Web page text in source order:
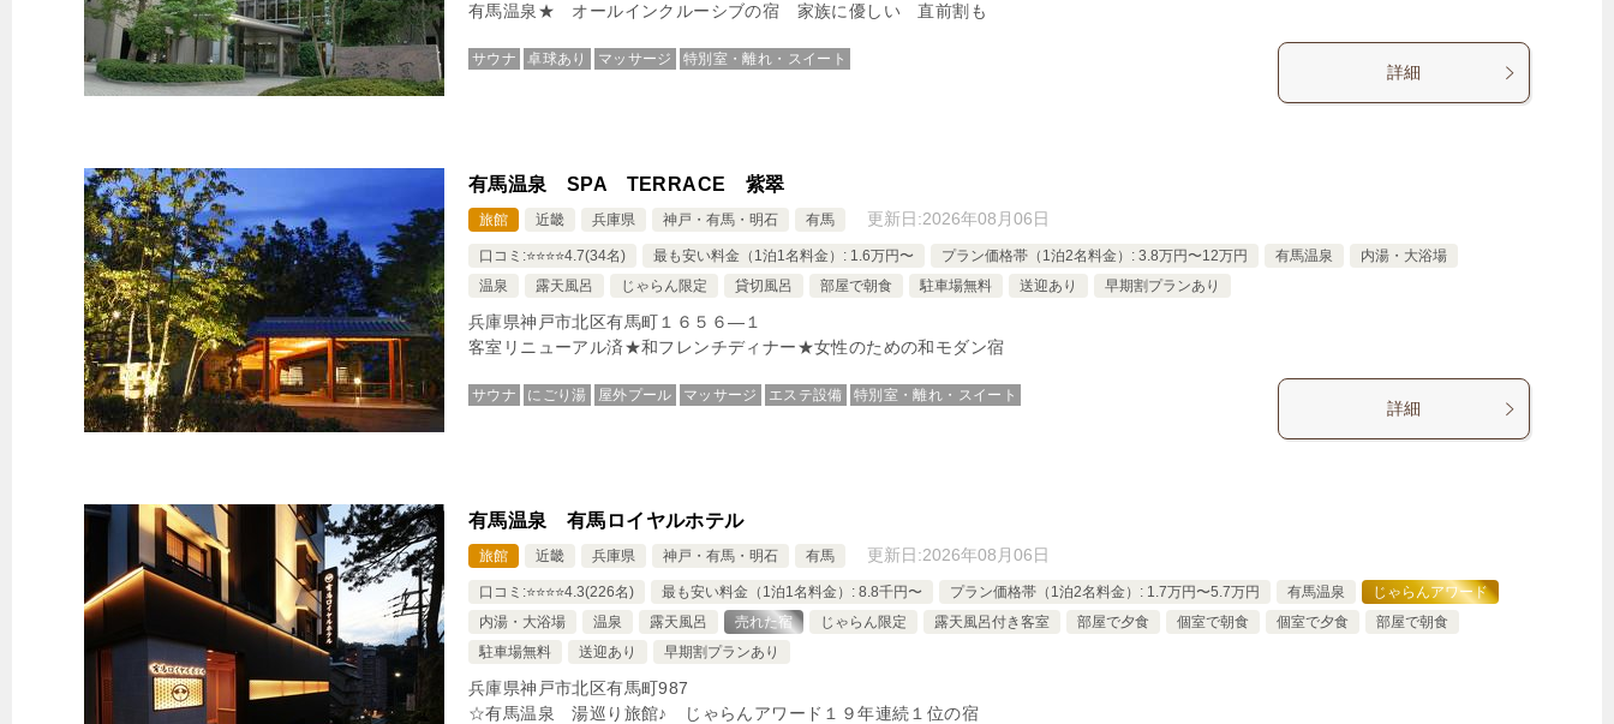
有馬温泉★ オールインクルーシブの宿 家族に優しい 直前割も
詳細
サウナ 卓球あり マッサージ 特別室・離れ・スイート
有馬温泉 SPA TERRACE 紫翠
旅館 近畿 兵庫県 神戸・有馬・明石 有馬 更新日:2026年08月06日
口コミ:⭐️⭐️⭐️⭐️4.7(34名) 最も安い料金（1泊1名料金）: 1.6万円〜 プラン価格帯（1泊2名料金）: 3.8万円〜12万円 有馬温泉
内湯・大浴場
温泉
露天風呂 じゃらん限定 貸切風呂 部屋で朝食 駐車場無料 送迎あり 早期割プランあり
兵庫県神戸市北区有馬町１６５６―１
客室リニューアル済★和フレンチディナー★女性のための和モダン宿
詳細
サウナ にごり湯 屋外プール マッサージ エステ設備 特別室・離れ・スイート
有馬温泉 有馬ロイヤルホテル
旅館 近畿 兵庫県 神戸・有馬・明石 有馬 更新日:2026年08月06日
口コミ:⭐️⭐️⭐️⭐️4.3(226名) 最も安い料金（1泊1名料金）: 8.8千円〜 プラン価格帯（1泊2名料金）: 1.7万円〜5.7万円 有馬温泉
じゃらんアワード
内湯・大浴場
温泉 露天風呂 売れた宿 じゃらん限定 露天風呂付き客室 部屋で夕食 個室で朝食 個室で夕食
部屋で朝食
駐車場無料
送迎あり 早期割プランあり
兵庫県神戸市北区有馬町987
☆有馬温泉 湯巡り旅館♪ じゃらんアワード１９年連続１位の宿